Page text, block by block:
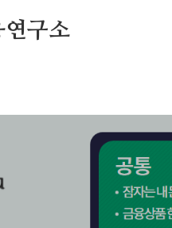
연구소